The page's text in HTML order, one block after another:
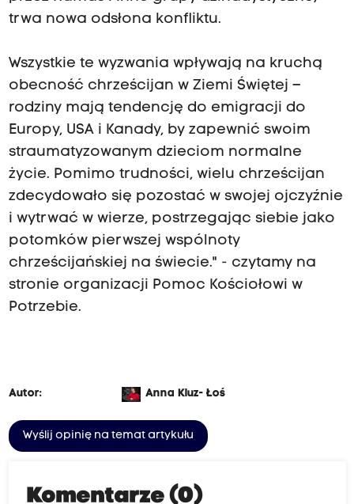
trwa nowa odsłona konfliktu.
Wszystkie te wyzwania wpływają na kruchą
obecność chrześcijan w Ziemi Świętej –
rodziny mają tendencję do emigracji do
Europy, USA i Kanady, by zapewnić swoim
straumatyzowanym dzieciom normalne
życie. Pomimo trudności, wielu chrześcijan
zdecydowało się pozostać w swojej ojczyźnie
i wytrwać w wierze, postrzegając siebie jako
potomków pierwszej wspólnoty
chrześcijańskiej na świecie." - czytamy na
stronie organizacji Pomoc Kościołowi w
Potrzebie.
Autor: Anna Kluz- Łoś
Wyślij opinię na temat artykułu
Komentarze (0)